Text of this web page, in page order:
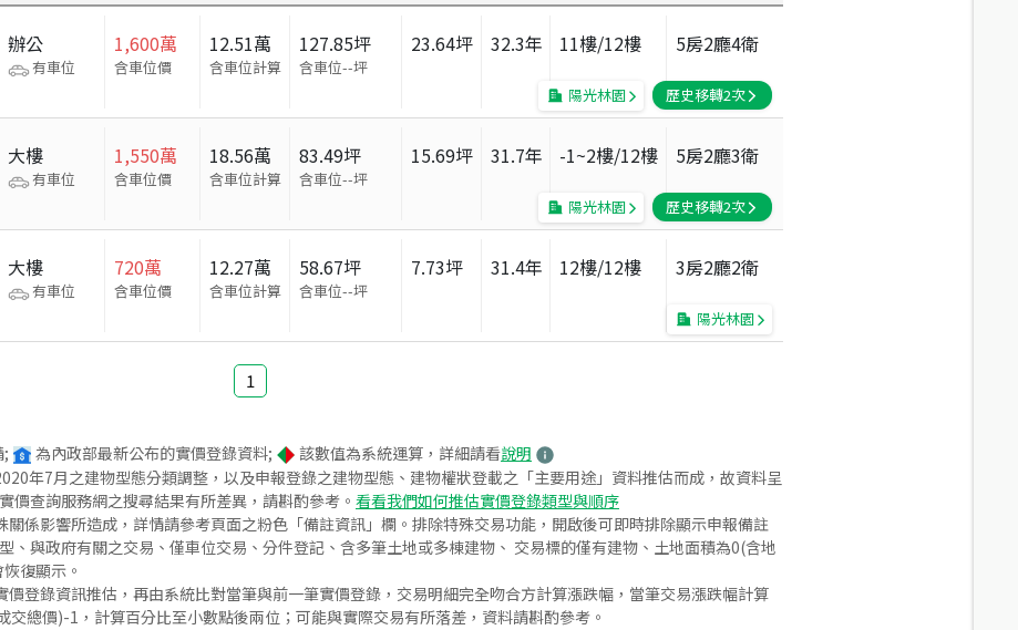
辦公
有車位
1,600萬
含車位價
12.51萬
含車位計算
127.85坪
含車位--坪
23.64坪 32.3年 11樓/12樓 5房2廳4衛
陽光林園 歷史移轉2次
大樓
有車位
1,550萬
含車位價
18.56萬
含車位計算
83.49坪
含車位--坪
15.69坪 31.7年 -1~2樓/12樓 5房2廳3衛
陽光林園 歷史移轉2次
大樓
有車位
720萬
含車位價
12.27萬
含車位計算
58.67坪
含車位--坪
7.73坪 31.4年 12樓/12樓 3房2廳2衛
陽光林園
1
; 為內政部最新公布的實價登錄資料; 該數值為系統運算，詳細請看說明
年7月之建物型態分類調整，以及申報登錄之建物型態、建物權狀登載之「主要用途」資料推估而成，故資料呈
價查詢服務網之搜尋結果有所差異，請斟酌參考。 看看我們如何推估實價登錄類型與順序
係影響所造成，詳情請參考頁面之粉色「備註資訊」欄。排除特殊交易功能，開啟後可即時排除顯示申報備註
、與政府有關之交易、僅車位交易、分件登記、含多筆土地或多棟建物、 交易標的僅有建物、土地面積為0(含地
復顯示。
登錄資訊推估，再由系統比對當筆與前一筆實價登錄，交易明細完全吻合方計算漲跌幅，當筆交易漲跌幅計算
總價)-1，計算百分比至小數點後兩位；可能與實際交易有所落差，資料請斟酌參考。